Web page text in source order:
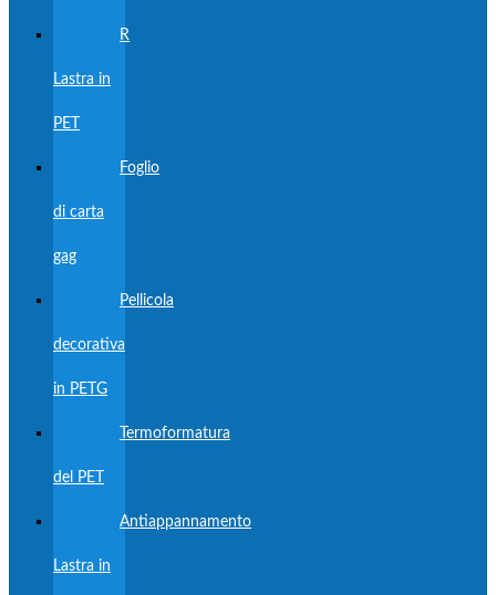
R
Lastra in
PET
Foglio
di carta
gag
Pellicola
decorativa
in PETG
Termoformatura
del PET
Antiappannamento
Lastra in